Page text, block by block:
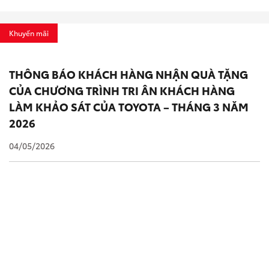
Khuyến mãi
THÔNG BÁO KHÁCH HÀNG NHẬN QUÀ TẶNG
CỦA CHƯƠNG TRÌNH TRI ÂN KHÁCH HÀNG
LÀM KHẢO SÁT CỦA TOYOTA – THÁNG 3 NĂM
2026
04/05/2026